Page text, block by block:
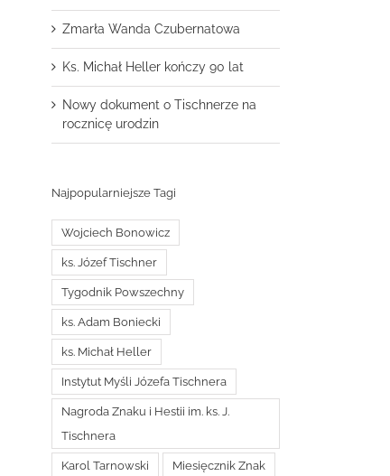
Zmarła Wanda Czubernatowa
Ks. Michał Heller kończy 90 lat
Nowy dokument o Tischnerze na
rocznicę urodzin
Najpopularniejsze Tagi
Wojciech Bonowicz
ks. Józef Tischner
Tygodnik Powszechny
ks. Adam Boniecki
ks. Michał Heller
Instytut Myśli Józefa Tischnera
Nagroda Znaku i Hestii im. ks. J.
Tischnera
Karol Tarnowski Miesięcznik Znak